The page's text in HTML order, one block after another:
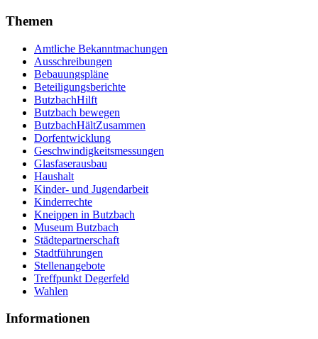
Themen
Amtliche Bekanntmachungen
Ausschreibungen
Bebauungspläne
Beteiligungsberichte
ButzbachHilft
Butzbach bewegen
ButzbachHältZusammen
Dorfentwicklung
Geschwindigkeitsmessungen
Glasfaserausbau
Haushalt
Kinder- und Jugendarbeit
Kinderrechte
Kneippen in Butzbach
Museum Butzbach
Städtepartnerschaft
Stadtführungen
Stellenangebote
Treffpunkt Degerfeld
Wahlen
Informationen